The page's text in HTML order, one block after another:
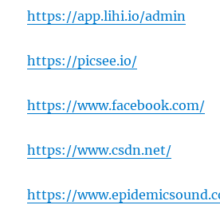
https://app.lihi.io/admin
https://picsee.io/
https://www.facebook.com/
https://www.csdn.net/
https://